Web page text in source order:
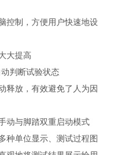
控制，方便用户快速地设
大提高
判断试验状态
释放，有效避免了人为因
动与脚踏双重启动模式
种单位显示、测试过程图